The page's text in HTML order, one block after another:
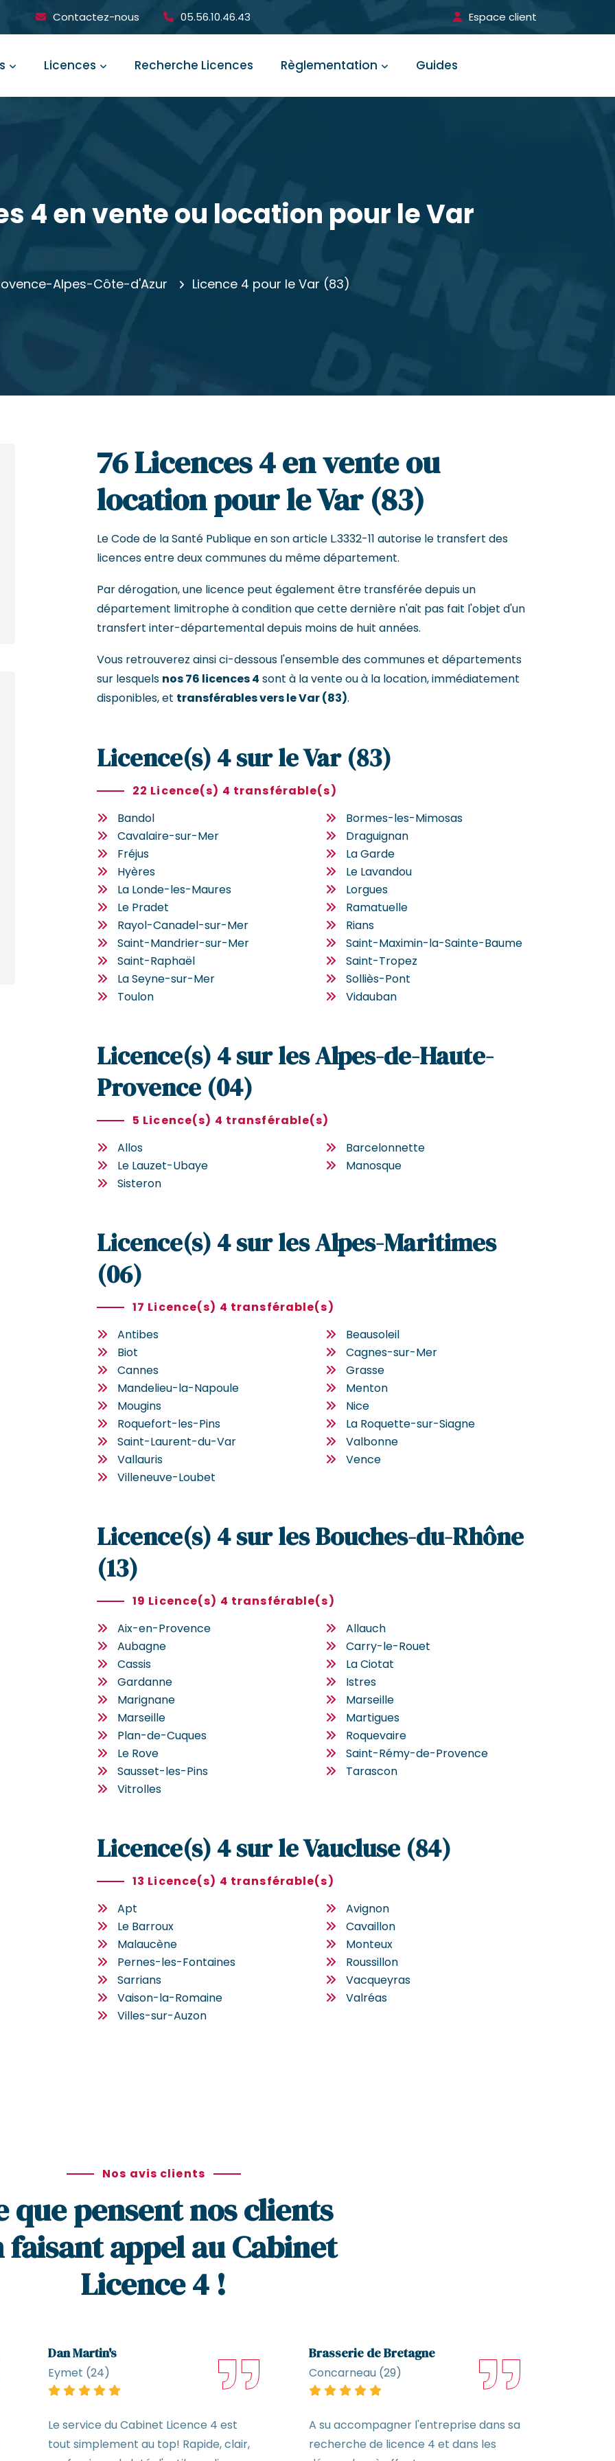
Contactez-nous 05.56.10.46.43 Espace client
Licences Recherche Licences Règlementation Guides
4 en vente ou location pour le Var
Alpes-Côte-d'Azur Licence 4 pour le Var (83)
76 Licences 4 en vente ou
location pour le Var (83)
Le Code de la Santé Publique en son article L.3332-11 autorise le transfert des
licences entre deux communes du même département.
Par dérogation, une licence peut également être transférée depuis un
département limitrophe à condition que cette dernière n'ait pas fait l'objet d'un
transfert inter-départemental depuis moins de huit années.
Vous retrouverez ainsi ci-dessous l'ensemble des communes et départements
sur lesquels nos 76 licences 4 sont à la vente ou à la location, immédiatement
disponibles, et transférables vers le Var (83).
Licence(s) 4 sur le Var (83)
22 Licence(s) 4 transférable(s)
Bandol
Bormes-les-Mimosas
Cavalaire-sur-Mer
Draguignan
Fréjus
La Garde
Hyères
Le Lavandou
La Londe-les-Maures
Lorgues
Le Pradet
Ramatuelle
Rayol-Canadel-sur-Mer
Rians
Saint-Mandrier-sur-Mer
Saint-Maximin-la-Sainte-Baume
Saint-Raphaël
Saint-Tropez
La Seyne-sur-Mer
Solliès-Pont
Toulon
Vidauban
Licence(s) 4 sur les Alpes-de-Haute-
Provence (04)
5 Licence(s) 4 transférable(s)
Allos
Barcelonnette
Le Lauzet-Ubaye
Manosque
Sisteron
Licence(s) 4 sur les Alpes-Maritimes
(06)
17 Licence(s) 4 transférable(s)
Antibes
Beausoleil
Biot
Cagnes-sur-Mer
Cannes
Grasse
Mandelieu-la-Napoule
Menton
Mougins
Nice
Roquefort-les-Pins
La Roquette-sur-Siagne
Saint-Laurent-du-Var
Valbonne
Vallauris
Vence
Villeneuve-Loubet
Licence(s) 4 sur les Bouches-du-Rhône
(13)
19 Licence(s) 4 transférable(s)
Aix-en-Provence
Allauch
Aubagne
Carry-le-Rouet
Cassis
La Ciotat
Gardanne
Istres
Marignane
Marseille
Marseille
Martigues
Plan-de-Cuques
Roquevaire
Le Rove
Saint-Rémy-de-Provence
Sausset-les-Pins
Tarascon
Vitrolles
Licence(s) 4 sur le Vaucluse (84)
13 Licence(s) 4 transférable(s)
Apt
Avignon
Le Barroux
Cavaillon
Malaucène
Monteux
Pernes-les-Fontaines
Roussillon
Sarrians
Vacqueyras
Vaison-la-Romaine
Valréas
Villes-sur-Auzon
Nos avis clients
que pensent nos clients
faisant appel au Cabinet
Licence 4 !
Dan Martin's
Eymet (24)
Le service du Cabinet Licence 4 est
tout simplement au top! Rapide, clair,
Brasserie de Bretagne
Concarneau (29)
A su accompagner l'entreprise dans sa
recherche de licence 4 et dans les